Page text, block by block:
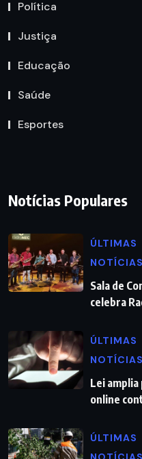
Política
Justiça
Educação
Saúde
Esportes
Notícias Populares
ÚLTIMAS
NOTÍCIAS
Sala de
celebra
ÚLTIMAS
NOTÍCIAS
Lei amplia
online
ÚLTIMAS